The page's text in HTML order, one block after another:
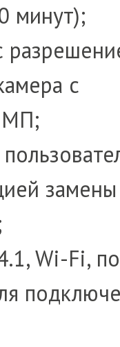
минут);
с
МП;
Wi-Fi,